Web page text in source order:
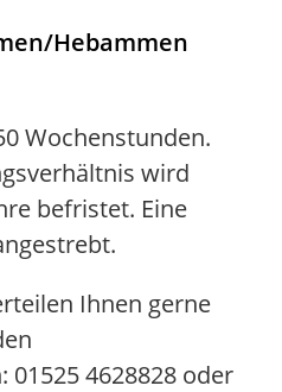
Hebammen
Wochenstunden.
wird
befristet. Eine
Ihnen gerne
4628828 oder